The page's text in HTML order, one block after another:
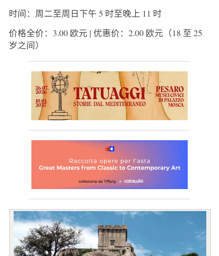
时间：周二至周日下午 5 时至晚上 11 时
价格全价：3.00 欧元 | 优惠价：2.00 欧元（18 至 25
岁之间）